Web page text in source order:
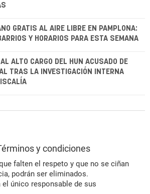
GRATIS AL AIRE LIBRE EN PAMPLONA:
Y HORARIOS PARA ESTA SEMANA
ALTO CARGO DEL HUN ACUSADO DE
TRAS LA INVESTIGACIÓN INTERNA
y condiciones
falten el respeto y que no se ciñan
podrán ser eliminados.
el único responsable de sus